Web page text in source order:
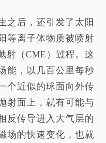
之后，还引发了太阳
等离子体物质被喷射
射（CME）过程。这
能，以几百公里每秒
个近似的球面向外传
射面上，就有可能与
反传导进入大气层的
场的快速变化，也就